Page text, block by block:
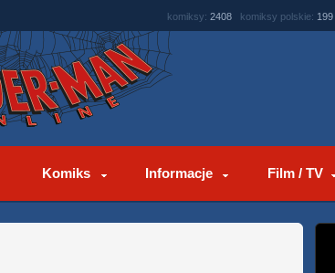
komiksy: 2408 komiksy polskie: 199
Komiks Informacje Film / TV